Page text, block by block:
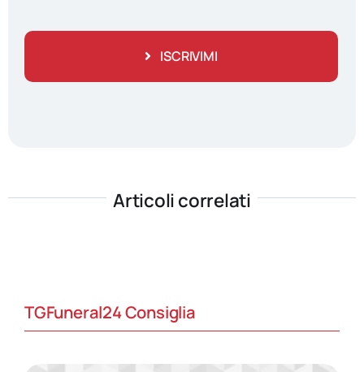
ISCRIVIMI
Articoli correlati
TGFuneral24 Consiglia